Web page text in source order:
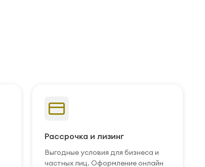
Рассрочка и лизинг
Выгодные условия для бизнеса и
частных лиц. Оформление онлайн